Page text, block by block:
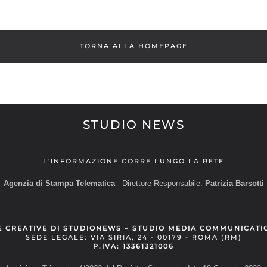
TORNA ALLA HOMEPAGE
STUDIO NEWS
L'INFORMAZIONE CORRE LUNGO LA RETE
Agenzia di Stampa Telematica- Direttore Responsabile: Patrizia Barsotti
CREATIVE DI STUDIONEWS – STUDIO MEDIA
SEDE LEGALE: VIA SIRIA, 24 - 00179 - ROMA (RM)
P.IVA: 13361321006